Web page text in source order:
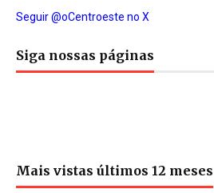
Seguir @oCentroeste no X
Siga nossas páginas
Mais vistas últimos 12 meses